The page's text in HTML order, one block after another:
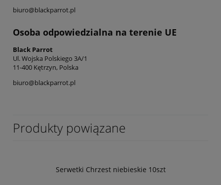
biuro@blackparrot.pl
Osoba odpowiedzialna na terenie UE
Black Parrot
Ul. Wojska Polskiego 3A/1
11-400 Kętrzyn, Polska
biuro@blackparrot.pl
Produkty powiązane
Serwetki Chrzest niebieskie 10szt